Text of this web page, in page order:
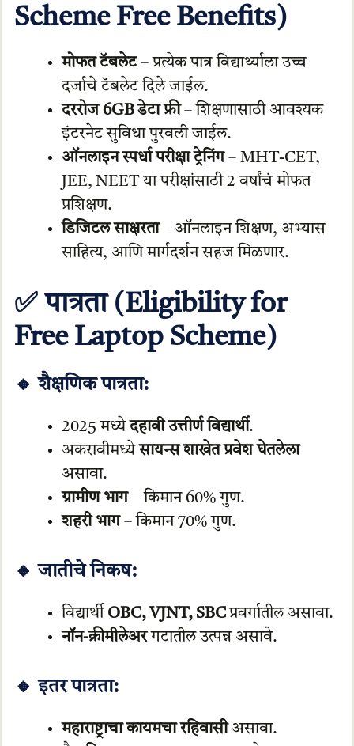
Scheme Free Benefits)
मोफत टॅबलेट– प्रत्येक पात्र विद्यार्थ्याला उच्च
दर्जाचे टॅबलेट दिले जाईल.
दररोज 6GB डेटा फ्री– शिक्षणासाठी आवश्यक
इंटरनेट सुविधा पुरवली जाईल.
ऑनलाइन स्पर्धा परीक्षा ट्रेनिंग– MHT-CET,
JEE, NEET या परीक्षांसाठी 2 वर्षांचं मोफत
प्रशिक्षण.
डिजिटल साक्षरता– ऑनलाइन शिक्षण, अभ्यास
साहित्य, आणि मार्गदर्शन सहज मिळणार.
✅ पात्रता (Eligibility for
Free Laptop Scheme)
🔸 शैक्षणिक पात्रता:
2025 मध्येदहावी उत्तीर्ण विद्यार्थी.
अकरावीमध्येसायन्स शाखेत प्रवेश घेतलेला
असावा.
ग्रामीण भाग– किमान 60% गुण.
शहरी भाग– किमान 70% गुण.
🔸 जातीचे निकष:
विद्यार्थी OBC, VJNT, SBCप्रवर्गातील असावा.
नॉन-क्रीमीलेअरगटातील उत्पन्न असावे.
🔸 इतर पात्रता:
महाराष्ट्राचा कायमचा रहिवासीअसावा.